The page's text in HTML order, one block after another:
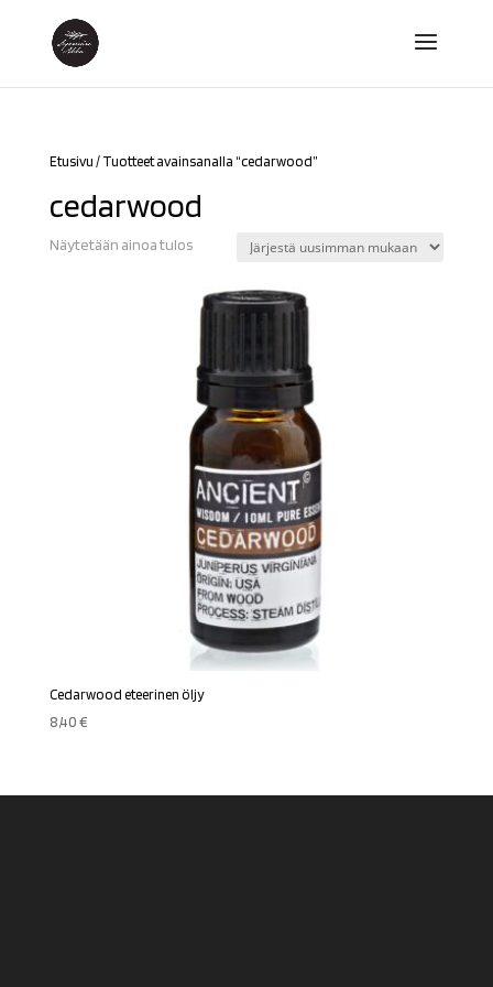
Etusivu / Tuotteet avainsanalla “cedarwood”
cedarwood
Näytetään ainoa tulos
Cedarwood eteerinen öljy
8,40€